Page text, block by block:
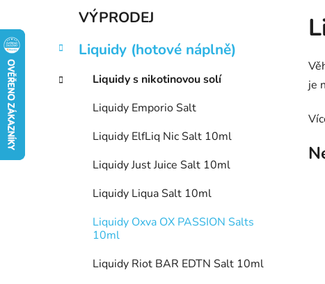
s
r
Přeskočit
kategorie
e
o
VÝPRODEJ
Liquidy (hotové náplně)
Liquidy s nikotinovou solí
Liquidy Emporio Salt
Liquidy ElfLiq Nic Salt 10ml
Liquidy Just Juice Salt 10ml
Liquidy Liqua Salt 10ml
Liquidy Oxva OX PASSION Salts
10ml
Liquidy Riot BAR EDTN Salt 10ml
je